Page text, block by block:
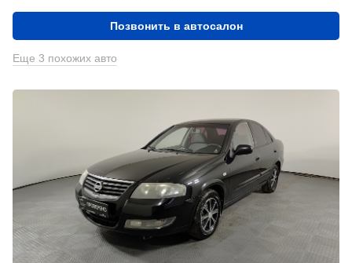
Позвонить в автосалон
Еще 3 похожих авто